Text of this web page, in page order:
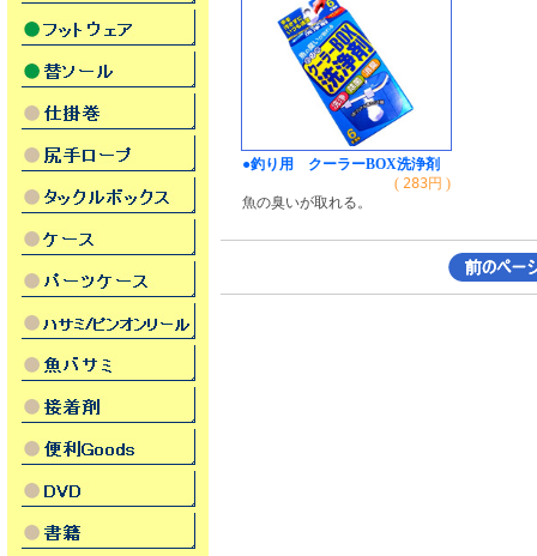
●釣り用 クーラーBOX洗浄剤
( 283円 )
魚の臭いが取れる。